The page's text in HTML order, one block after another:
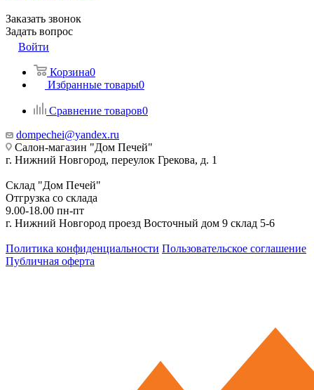
Заказать звонок
Задать вопрос
Войти
Корзина0
Избранные товары0
Сравнение товаров0
dompechei@yandex.ru
Салон-магазин "Дом Печей"
г. Нижний Новгород, переулок Грекова, д. 1
Склад "Дом Печей"
Отгрузка со склада
9.00-18.00 пн-пт
г. Нижний Новгород проезд Восточный дом 9 склад 5-6
Политика конфиденциальности Пользовательское соглашение
Публичная оферта